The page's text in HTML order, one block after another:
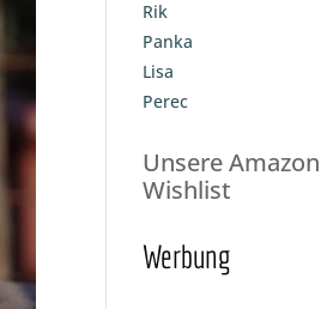
Rik
Panka
Lisa
Perec
Unsere Amazon
Wishlist
Werbung